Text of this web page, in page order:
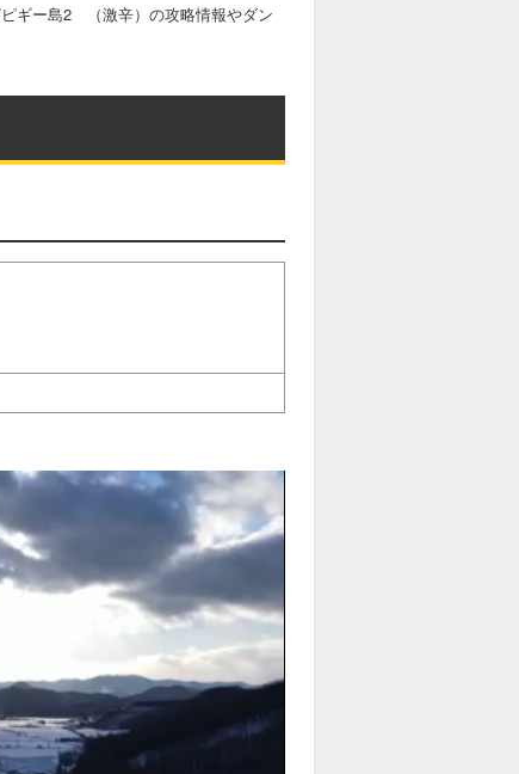
ギー島2 （激辛）の攻略情報やダン